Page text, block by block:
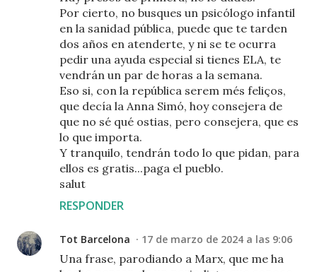
Por cierto, no busques un psicólogo infantil
en la sanidad pública, puede que te tarden
dos años en atenderte, y ni se te ocurra
pedir una ayuda especial si tienes ELA, te
vendrán un par de horas a la semana.
Eso si, con la república serem més feliços,
que decía la Anna Simó, hoy consejera de
que no sé qué ostias, pero consejera, que es
lo que importa.
Y tranquilo, tendrán todo lo que pidan, para
ellos es gratis...paga el pueblo.
salut
RESPONDER
Tot Barcelona 17 de marzo de 2024 a las 9:06
Una frase, parodiando a Marx, que me ha